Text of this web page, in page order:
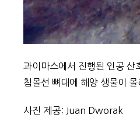
과이마스에서 진행된 인공 산
침몰선 뼈대에 해양 생물이 몰
사진 제공: Juan Dworak